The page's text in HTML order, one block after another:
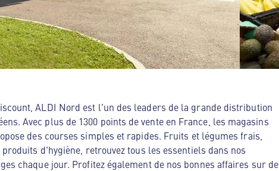
ALDI Nord est l'un des leaders de la grande distribution
Avec plus de 1300 points de vente en France, les magasins
des courses simples et rapides. Fruits et légumes frais,
d'hygiène, retrouvez tous les essentiels dans nos
chaque jour. Profitez également de nos bonnes affaires sur de